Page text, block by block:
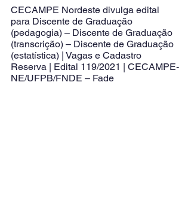
CECAMPE Nordeste divulga edital
para Discente de Graduação
(pedagogia) – Discente de Graduação
(transcrição) – Discente de Graduação
(estatística) | Vagas e Cadastro
Reserva | Edital 119/2021 | CECAMPE-
NE/UFPB/FNDE – Fade